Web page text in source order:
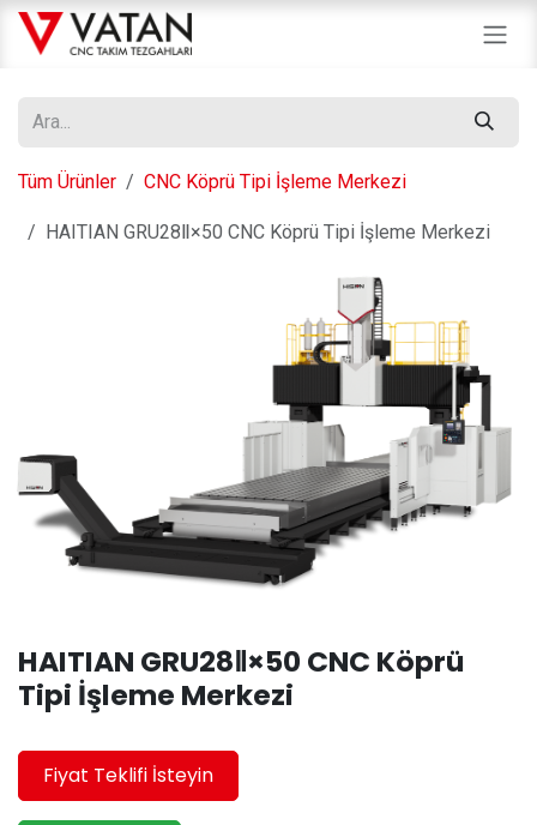
İçereği Atla
Tüm Ürünler CNC Köprü Tipi İşleme Merkezi
HAITIAN GRU28Ⅱ×50 CNC Köprü Tipi İşleme Merkezi
HAITIAN GRU28Ⅱ×50 CNC Köprü
Tipi İşleme Merkezi
Fiyat Teklifi İsteyin